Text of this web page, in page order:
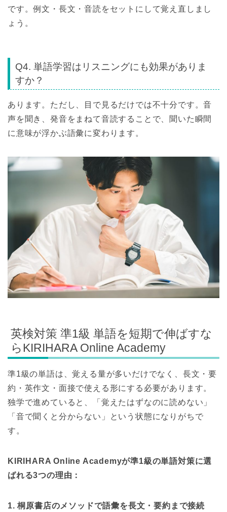
です。例文・長文・音読をセットにして覚え直しまし
ょう。
Q4. 単語学習はリスニングにも効果がありま
すか？
あります。ただし、目で見るだけでは不十分です。音
声を聞き、発音をまねて音読することで、聞いた瞬間
に意味が浮かぶ語彙に変わります。
英検対策 準1級 単語を短期で伸ばすな
らKIRIHARA Online Academy
準1級の単語は、覚える量が多いだけでなく、長文・要
約・英作文・面接で使える形にする必要があります。
独学で進めていると、「覚えたはずなのに読めない」
「音で聞くと分からない」という状態になりがちで
す。
KIRIHARA Online Academyが準1級の単語対策に選
ばれる3つの理由：
1. 桐原書店のメソッドで語彙を長文・要約まで接続